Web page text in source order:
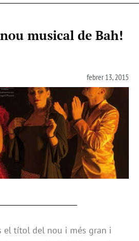
musical de Bah!
febrer 13, 2015
el títol del nou i més gran i